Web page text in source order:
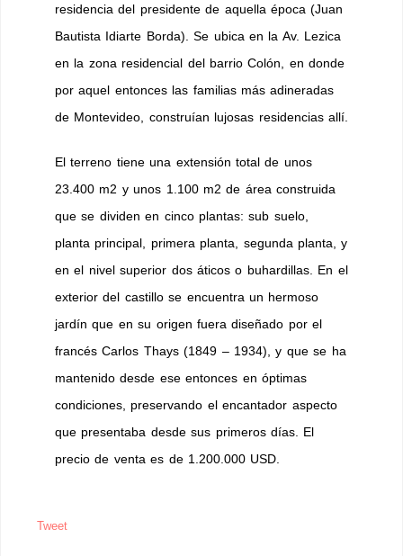
residencia del presidente de aquella época (Juan
Bautista Idiarte Borda). Se ubica en la Av. Lezica
en la zona residencial del barrio Colón, en donde
por aquel entonces las familias más adineradas
de Montevideo, construían lujosas residencias allí.
El terreno tiene una extensión total de unos
23.400 m2 y unos 1.100 m2 de área construida
que se dividen en cinco plantas: sub suelo,
planta principal, primera planta, segunda planta, y
en el nivel superior dos áticos o buhardillas. En el
exterior del castillo se encuentra un hermoso
jardín que en su origen fuera diseñado por el
francés Carlos Thays (1849 – 1934), y que se ha
mantenido desde ese entonces en óptimas
condiciones, preservando el encantador aspecto
que presentaba desde sus primeros días. El
precio de venta es de 1.200.000 USD.
Tweet